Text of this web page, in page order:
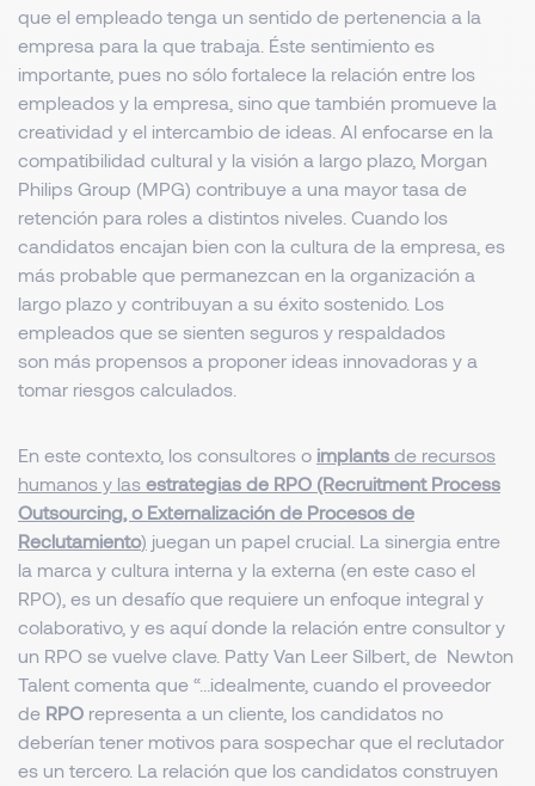
que el empleado tenga un sentido de pertenencia a la
empresa para la que trabaja. Éste sentimiento es
importante, pues no sólo fortalece la relación entre los
empleados y la empresa, sino que también promueve la
creatividad y el intercambio de ideas. Al enfocarse en la
compatibilidad cultural y la visión a largo plazo, Morgan
Philips Group (MPG) contribuye a una mayor tasa de
retención para roles a distintos niveles. Cuando los
candidatos encajan bien con la cultura de la empresa, es
más probable que permanezcan en la organización a
largo plazo y contribuyan a su éxito sostenido. Los
empleados que se sienten seguros y respaldados
son más propensos a proponer ideas innovadoras y a
tomar riesgos calculados.
En este contexto, los consultores o implants de recursos
humanos y las estrategias de RPO (Recruitment Process
Outsourcing, o Externalización de Procesos de
Reclutamiento) juegan un papel crucial. La sinergia entre
la marca y cultura interna y la externa (en este caso el
RPO), es un desafío que requiere un enfoque integral y
colaborativo, y es aquí donde la relación entre consultor y
un RPO se vuelve clave. Patty Van Leer Silbert, de Newton
Talent comenta que “…idealmente, cuando el proveedor
de RPO representa a un cliente, los candidatos no
deberían tener motivos para sospechar que el reclutador
es un tercero. La relación que los candidatos construyen